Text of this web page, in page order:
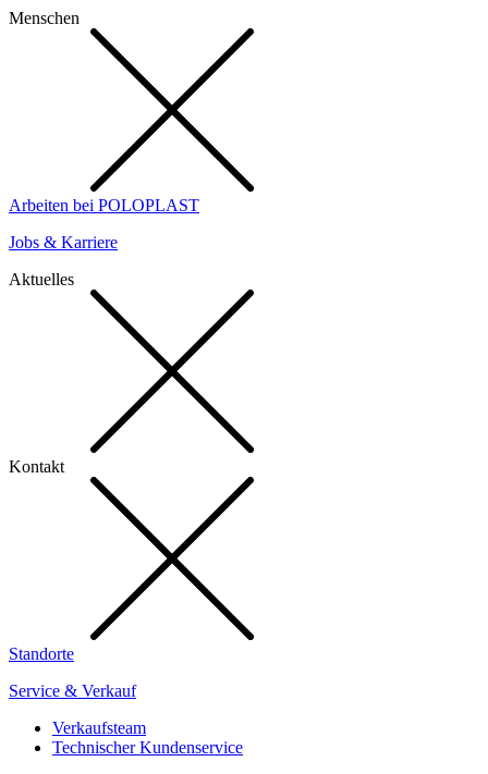
Menschen
Arbeiten bei POLOPLAST
Jobs & Karriere
Aktuelles
Kontakt
Standorte
Service & Verkauf
Verkaufsteam
Technischer Kundenservice